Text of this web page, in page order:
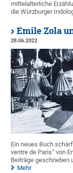
mittelalterliche
die Würzburger
Emile Zola
28.06.2022
Ein neues Buch
ventre de Paris“ von
Beiträge geschrieben
Mehr